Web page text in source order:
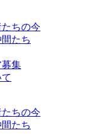
ちの今
たち
募集
ちの今
たち